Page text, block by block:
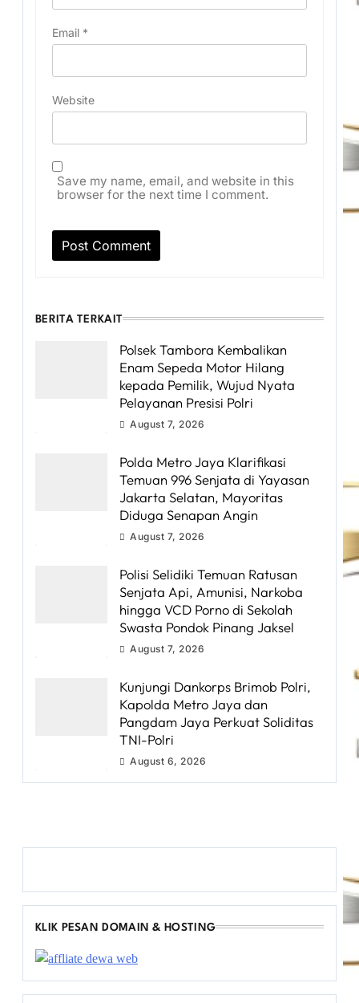
Email *
Website
Save my name, email, and website in this
browser for the next time I comment.
BERITA TERKAIT
Polsek Tambora Kembalikan
Enam Sepeda Motor Hilang
kepada Pemilik, Wujud Nyata
Pelayanan Presisi Polri
August 7, 2026
Polda Metro Jaya Klarifikasi
Temuan 996 Senjata di Yayasan
Jakarta Selatan, Mayoritas
Diduga Senapan Angin
August 7, 2026
Polisi Selidiki Temuan Ratusan
Senjata Api, Amunisi, Narkoba
hingga VCD Porno di Sekolah
Swasta Pondok Pinang Jaksel
August 7, 2026
Kunjungi Dankorps Brimob Polri,
Kapolda Metro Jaya dan
Pangdam Jaya Perkuat Soliditas
TNI-Polri
August 6, 2026
KLIK PESAN DOMAIN & HOSTING